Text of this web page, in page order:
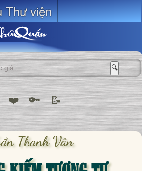
Thư viện
🔍
❤️ 🔑 📝
Thanh Vân